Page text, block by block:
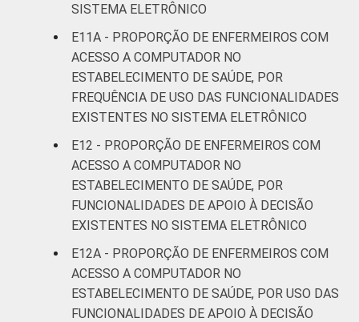
SISTEMA ELETRÔNICO
E11A - PROPORÇÃO DE ENFERMEIROS COM
ACESSO A COMPUTADOR NO
ESTABELECIMENTO DE SAÚDE, POR
FREQUÊNCIA DE USO DAS FUNCIONALIDADES
EXISTENTES NO SISTEMA ELETRÔNICO
E12 - PROPORÇÃO DE ENFERMEIROS COM
ACESSO A COMPUTADOR NO
ESTABELECIMENTO DE SAÚDE, POR
FUNCIONALIDADES DE APOIO À DECISÃO
EXISTENTES NO SISTEMA ELETRÔNICO
E12A - PROPORÇÃO DE ENFERMEIROS COM
ACESSO A COMPUTADOR NO
ESTABELECIMENTO DE SAÚDE, POR USO DAS
FUNCIONALIDADES DE APOIO À DECISÃO